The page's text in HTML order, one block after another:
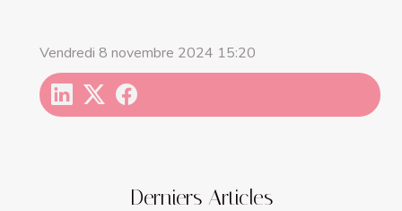
Derniers Articles
Vendredi 8 novembre 2024 15:20